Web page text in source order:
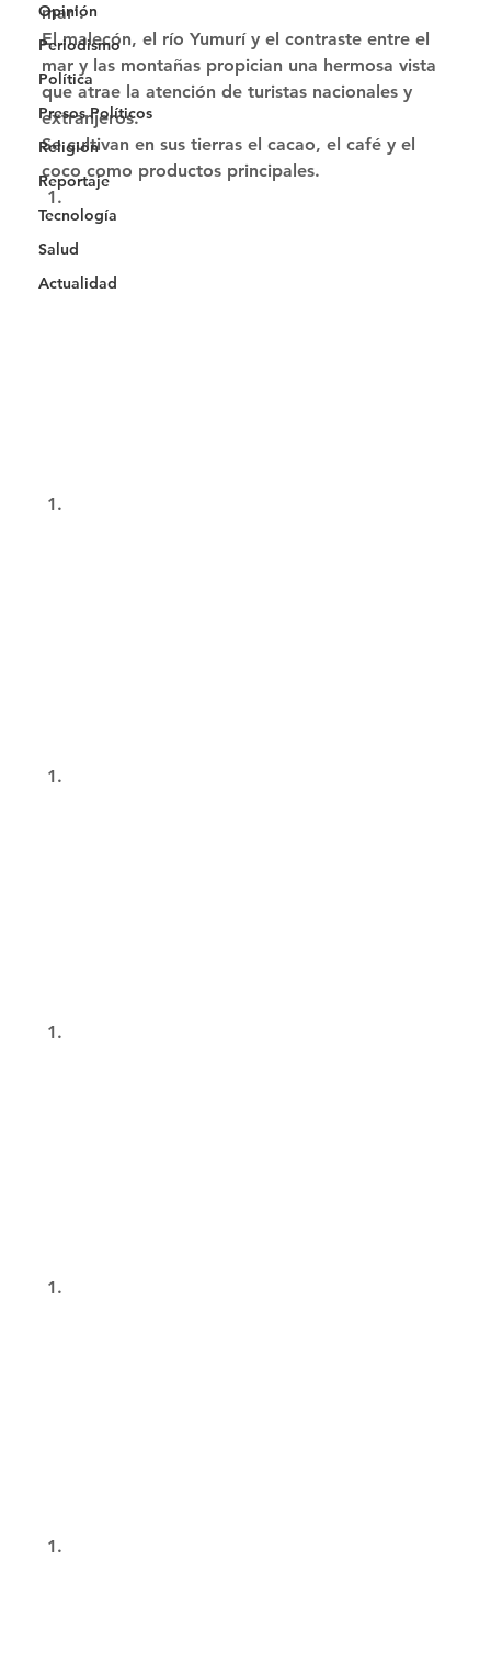
Opinión
Periodismo
Política
Presos Políticos
Religión
Reportaje
Tecnología
Salud
Actualidad
mar’.
El malecón, el río Yumurí y el contraste entre el
mar y las montañas propician una hermosa vista
que atrae la atención de turistas nacionales y
extranjeros.
Se cultivan en sus tierras el cacao, el café y el
coco como productos principales.